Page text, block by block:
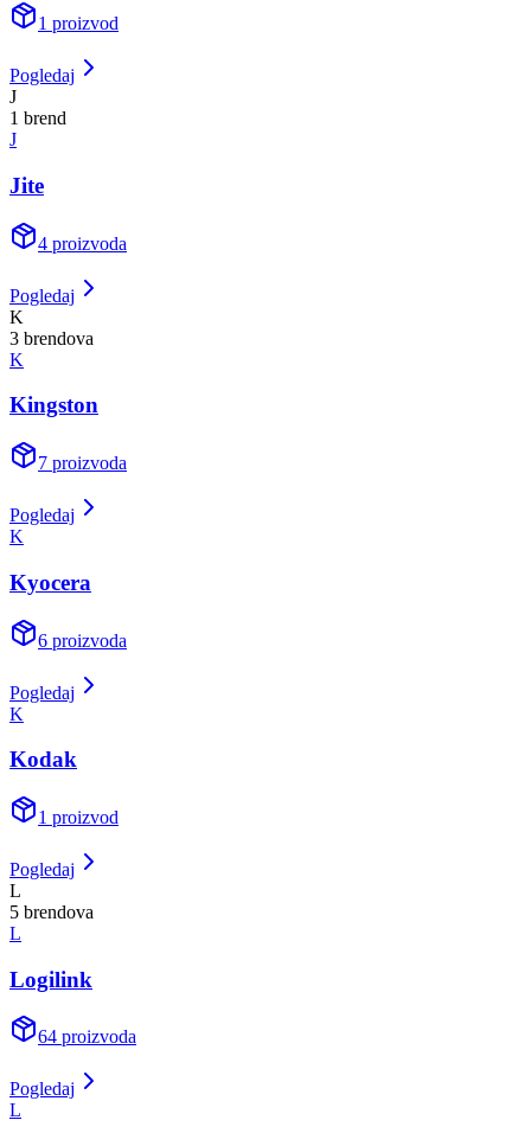
1 proizvod
Pogledaj
J
1 brend
J
Jite
4 proizvoda
Pogledaj
K
3 brendova
K
Kingston
7 proizvoda
Pogledaj
K
Kyocera
6 proizvoda
Pogledaj
K
Kodak
1 proizvod
Pogledaj
L
5 brendova
L
Logilink
64 proizvoda
Pogledaj
L